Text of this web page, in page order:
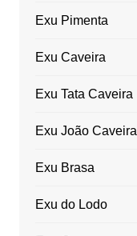
Exu Pimenta
Exu Caveira
Exu Tata Caveira
Exu João Caveira
Exu Brasa
Exu do Lodo